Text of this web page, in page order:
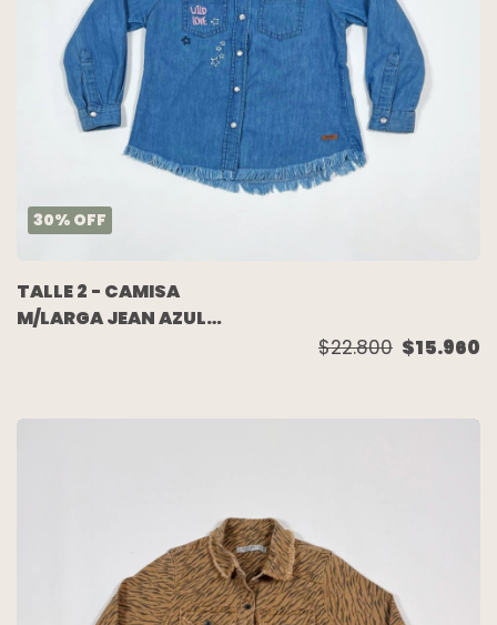
30% OFF
TALLE 2 - CAMISA
M/LARGA JEAN AZUL
$22.800 $15.960